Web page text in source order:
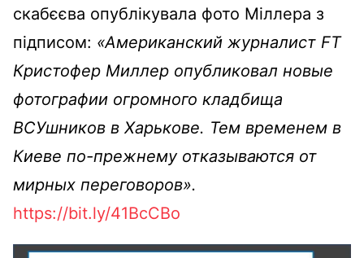
скабєєва опублікувала фото Міллера з
підписом: «Американский журналист FT
Кристофер Миллер опубликовал новые
фотографии огромного кладбища
ВСУшников в Харькове. Тем временем в
Киеве по-прежнему отказываются от
мирных переговоров».
https://bit.ly/41BcCBo